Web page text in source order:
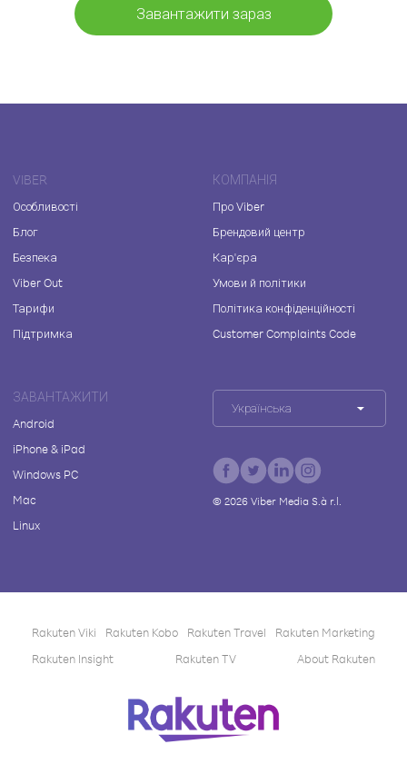
Завантажити зараз
VIBER
Особливості
Блог
Безпека
Viber Out
Тарифи
Підтримка
КОМПАНІЯ
Про Viber
Брендовий центр
Кар'єра
Умови й політики
Політика конфіденційності
Customer Complaints Code
ЗАВАНТАЖИТИ
Android
iPhone & iPad
Windows PC
Mac
Linux
Українська
© 2026Viber Media S.à r.l.
Rakuten Viki Rakuten Kobo Rakuten Travel
Rakuten Marketing
Rakuten Insight
Rakuten TV About Rakuten